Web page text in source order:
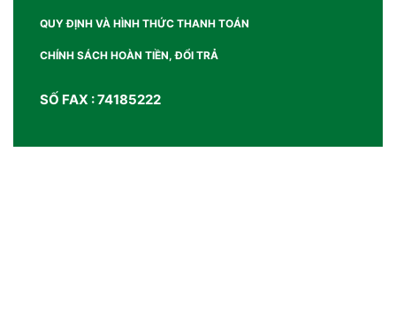
QUY ĐỊNH VÀ HÌNH THỨC THANH TOÁN
CHÍNH SÁCH HOÀN TIỀN, ĐỔI TRẢ
SỐ FAX : 74185222